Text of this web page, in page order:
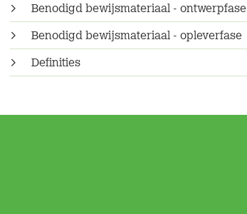
Benodigd bewijsmateriaal - ontwerpfase
Benodigd bewijsmateriaal - opleverfase
Definities